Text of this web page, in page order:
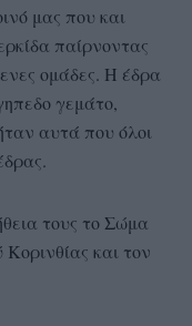
μας που και
παίρνοντας
ομάδες. Η έδρα
γεμάτο,
αυτά που όλοι
τους το Σώμα
και τον